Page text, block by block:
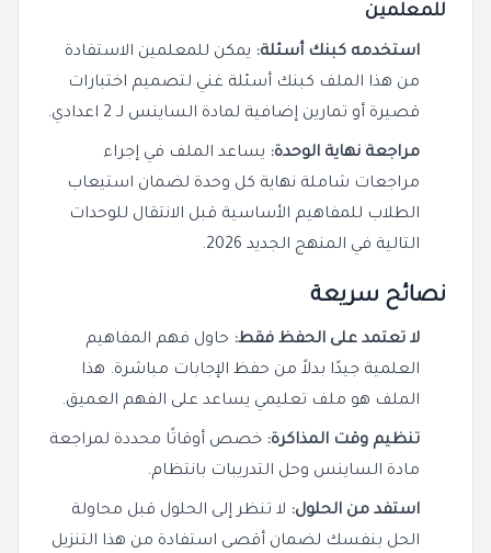
للمعلمين
استخدمه كبنك أسئلة: يمكن للمعلمين الاستفادة
من هذا الملف كبنك أسئلة غني لتصميم اختبارات
قصيرة أو تمارين إضافية لمادة الساينس لـ 2 اعدادي.
مراجعة نهاية الوحدة: يساعد الملف في إجراء
مراجعات شاملة نهاية كل وحدة لضمان استيعاب
الطلاب للمفاهيم الأساسية قبل الانتقال للوحدات
التالية في المنهج الجديد 2026.
نصائح سريعة
لا تعتمد على الحفظ فقط: حاول فهم المفاهيم
العلمية جيدًا بدلاً من حفظ الإجابات مباشرة. هذا
الملف هو ملف تعليمي يساعد على الفهم العميق.
تنظيم وقت المذاكرة: خصص أوقاتًا محددة لمراجعة
مادة الساينس وحل التدريبات بانتظام.
استفد من الحلول: لا تنظر إلى الحلول قبل محاولة
الحل بنفسك لضمان أقصى استفادة من هذا التنزيل